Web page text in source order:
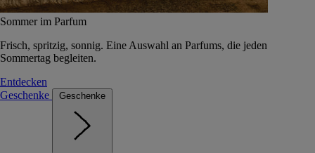
Sommer im Parfum
Frisch, spritzig, sonnig. Eine Auswahl an Parfums, die jeden
Sommertag begleiten.
Entdecken
Geschenke
Geschenke